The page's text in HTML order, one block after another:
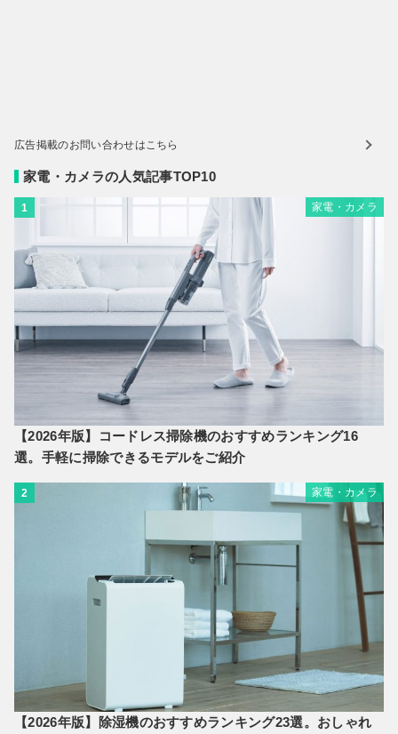
広告掲載のお問い合わせはこちら
家電・カメラの人気記事TOP10
1 家電・カメラ
【2026年版】コードレス掃除機のおすすめランキング16
選。手軽に掃除できるモデルをご紹介
2 家電・カメラ
【2026年版】除湿機のおすすめランキング23選。おしゃれ